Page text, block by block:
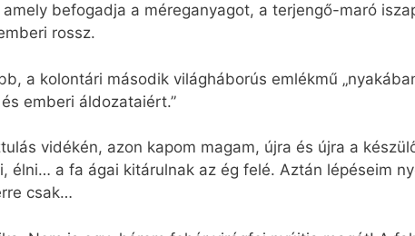
befogadja a méreganyagot, a terjengő-maró
rossz.
a kolontári második világháborús emlékmű
emberi áldozataiért.”
vidékén, azon kapom magam, újra és újra a
élni… a fa ágai kitárulnak az ég felé. Aztán lépéseim
csak…